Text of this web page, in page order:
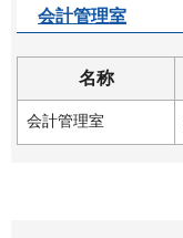
会計管理室
名称
会計管理室